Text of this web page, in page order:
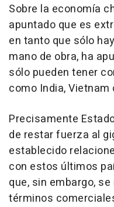
Sobre la economía
apuntado que es
en tanto que sólo
mano de obra, ha
sólo pueden tener
como India, Vietnam
Precisamente
de restar fuerza al
establecido
con estos últimos
que, sin embargo,
términos